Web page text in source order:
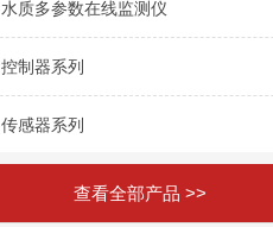
水质多参数在线监测仪
控制器系列
传感器系列
查看全部产品 >>